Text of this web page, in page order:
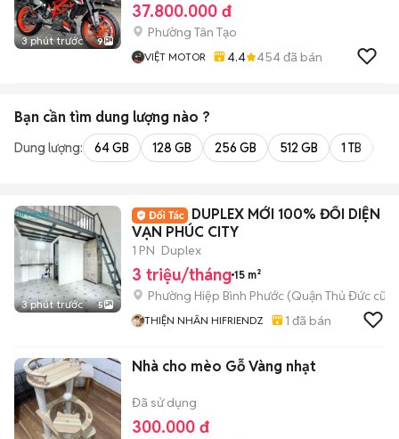
3 phút trước 9
37.800.000 đ
Phường Tân Tạo
VIỆT MOTOR 4.4 454đã bán
Bạn cần tìm dung lượng nào ?
Dung lượng: 64 GB 128 GB 256 GB 512 GB 1 TB
3 phút trước 5
DUPLEX MỚI 100% ĐỐI DIỆN
VẠN PHÚC CITY
1 PN Duplex
3 triệu/tháng 15 m²
Phường Hiệp Bình Phước (Quận Thủ Đức cũ)
THIỆN NHÂN HIFRIENDZ 1 đã bán
Nhà cho mèo Gỗ Vàng nhạt
Đã sử dụng
300.000 đ